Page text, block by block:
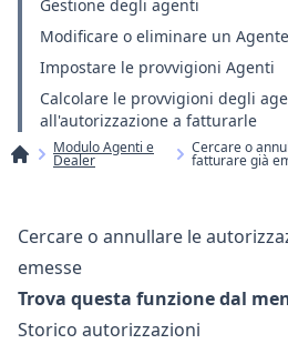
Gestione degli agenti
Modificare o eliminare un Agente
Impostare le provvigioni Agenti
Calcolare le provvigioni degli
all'autorizzazione a fatturarle
Modulo Agenti e
Dealer
Cercare o
fatturare già
Cercare o annullare le
emesse
Trova questa funzione dal
Storico autorizzazioni